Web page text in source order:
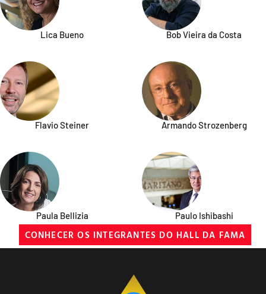
Lica Bueno Bob Vieira da Costa
Flavio Steiner Armando Strozenberg
Paula Bellizia Paulo Ishibashi
CONHECER OS INTEGRANTES DO HALL DA FAMA